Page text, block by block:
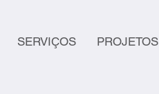
SERVIÇOS PROJETOS